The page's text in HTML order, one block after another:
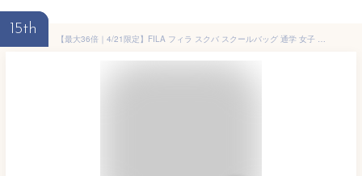
15th
【最大36倍｜4/21限定】FILA フィラ スクバ スクールバッグ 通学 女子 男子 中学生 高校生 女子高生 軽量 肩掛け 合皮 黒 茶 A4 ボストンバッグ サブバッグ 7895